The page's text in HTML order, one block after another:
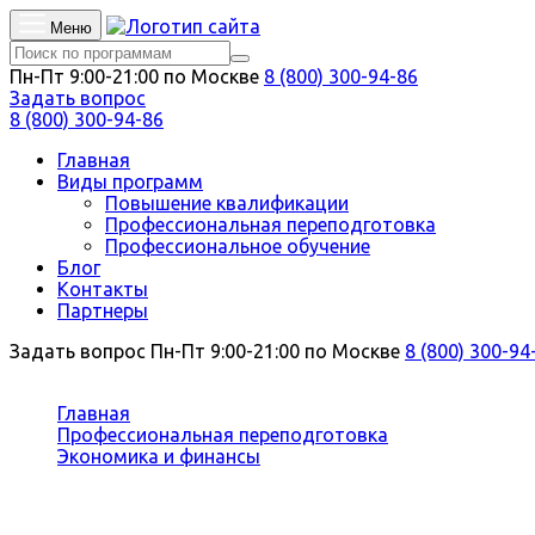
Меню
Пн-Пт 9:00-21:00 по Москве 8 (800) 300-94-86
Задать вопрос
8 (800) 300-94-86
Главная
Виды программ
Повышение квалификации
Профессиональная переподготовка
Профессиональное обучение
Блог
Контакты
Партнеры
Задать вопрос Пн-Пт 9:00-21:00 по Москве 8 (800) 300-
Главная
Профессиональная переподготовка
Экономика и финансы